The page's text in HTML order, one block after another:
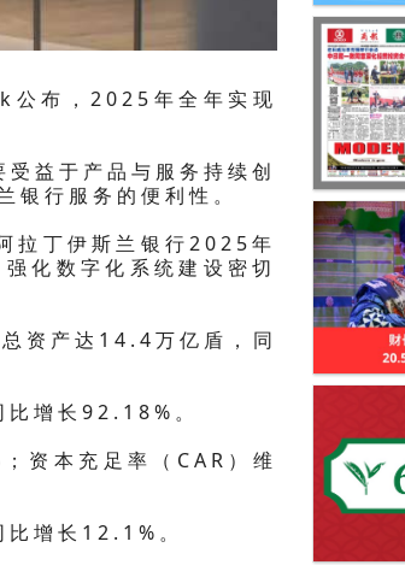
布，2025年全年实现
益于产品与服务持续创
银行服务的便利性。
拉丁伊斯兰银行2025年
化数字化系统建设密切
资产达14.4万亿盾，同
增长92.18%。
资本充足率（CAR）维
增长12.1%。